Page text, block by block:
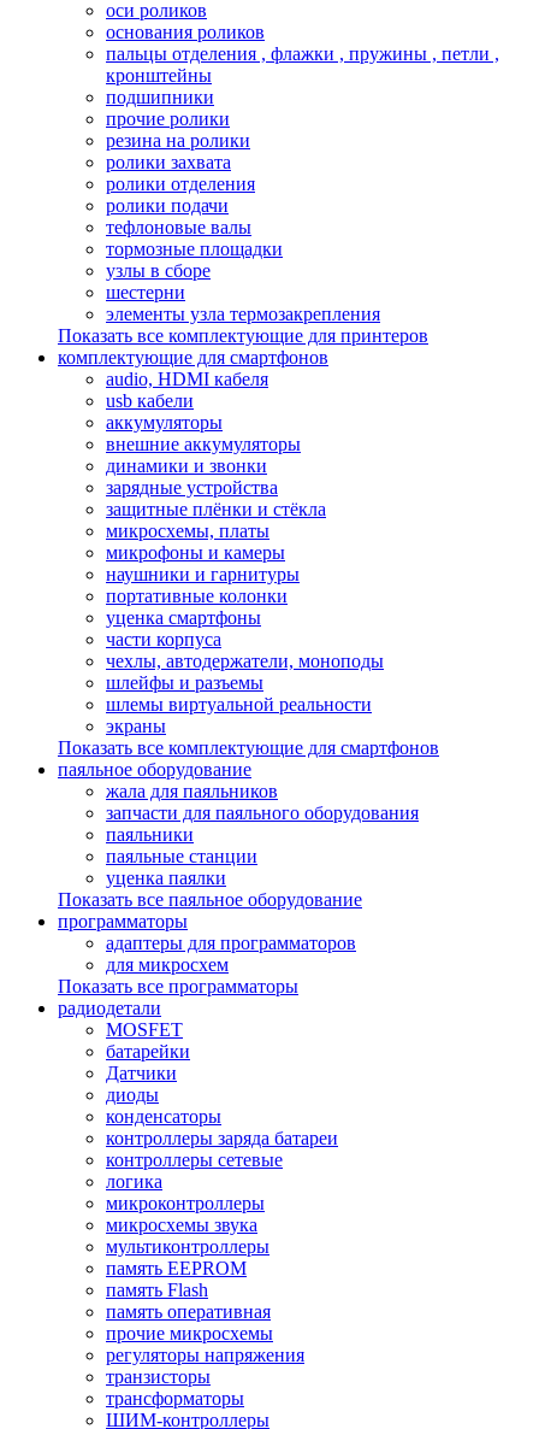
оси роликов
основания роликов
пальцы отделения , флажки , пружины , петли ,
кронштейны
подшипники
прочие ролики
резина на ролики
ролики захвата
ролики отделения
ролики подачи
тефлоновые валы
тормозные площадки
узлы в сборе
шестерни
элементы узла термозакрепления
Показать все комплектующие для принтеров
комплектующие для смартфонов
audio, HDMI кабеля
usb кабели
аккумуляторы
внешние аккумуляторы
динамики и звонки
зарядные устройства
защитные плёнки и стёкла
микросхемы, платы
микрофоны и камеры
наушники и гарнитуры
портативные колонки
уценка смартфоны
части корпуса
чехлы, автодержатели, моноподы
шлейфы и разъемы
шлемы виртуальной реальности
экраны
Показать все комплектующие для смартфонов
паяльное оборудование
жала для паяльников
запчасти для паяльного оборудования
паяльники
паяльные станции
уценка паялки
Показать все паяльное оборудование
программаторы
адаптеры для программаторов
для микросхем
Показать все программаторы
радиодетали
MOSFET
батарейки
Датчики
диоды
конденсаторы
контроллеры заряда батареи
контроллеры сетевые
логика
микроконтроллеры
микросхемы звука
мультиконтроллеры
память EEPROM
память Flash
память оперативная
прочие микросхемы
регуляторы напряжения
транзисторы
трансформаторы
ШИМ-контроллеры